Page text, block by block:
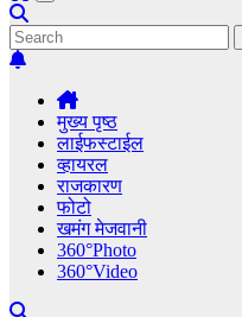
मुख्य पृष्ठ
लाईफस्टाईल
व्हायरल
राजकारण
फोटो
खमंग मेजवानी
360°Photo
360°Video